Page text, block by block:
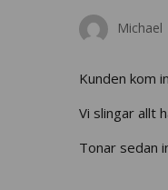
Michael
Kunden kom
Vi slingar allt
Tonar sedan